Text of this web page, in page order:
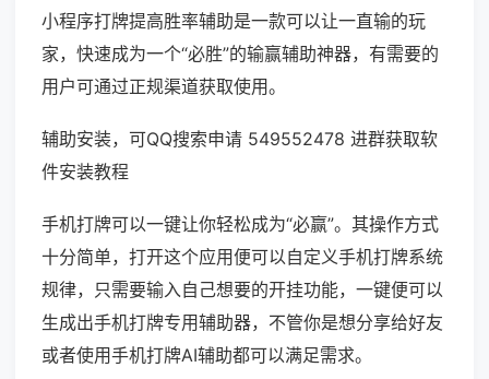
小程序打牌提高胜率辅助是一款可以让一直输的玩
家，快速成为一个“必胜”的输赢辅助神器，有需要的
用户可通过正规渠道获取使用。
辅助安装，可QQ搜索申请 549552478 进群获取软
件安装教程
手机打牌可以一键让你轻松成为“必赢”。其操作方式
十分简单，打开这个应用便可以自定义手机打牌系统
规律，只需要输入自己想要的开挂功能，一键便可以
生成出手机打牌专用辅助器，不管你是想分享给好友
或者使用手机打牌AI辅助都可以满足需求。